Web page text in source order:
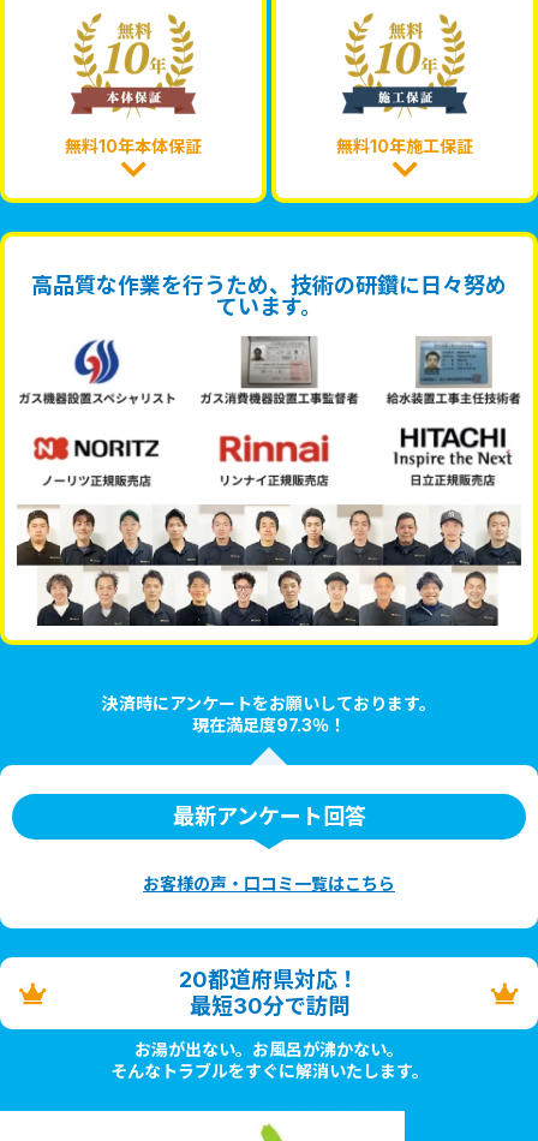
無料10年本体保証 無料10年施工保証
高品質な作業を行うため、技術の研鑽に日々努め
ています。
決済時にアンケートをお願いしております。
現在満足度97.3％！
最新アンケート回答
お客様の声・口コミ一覧はこちら
20都道府県対応！
最短30分で訪問
お湯が出ない。お風呂が沸かない。
そんなトラブルをすぐに解消いたします。